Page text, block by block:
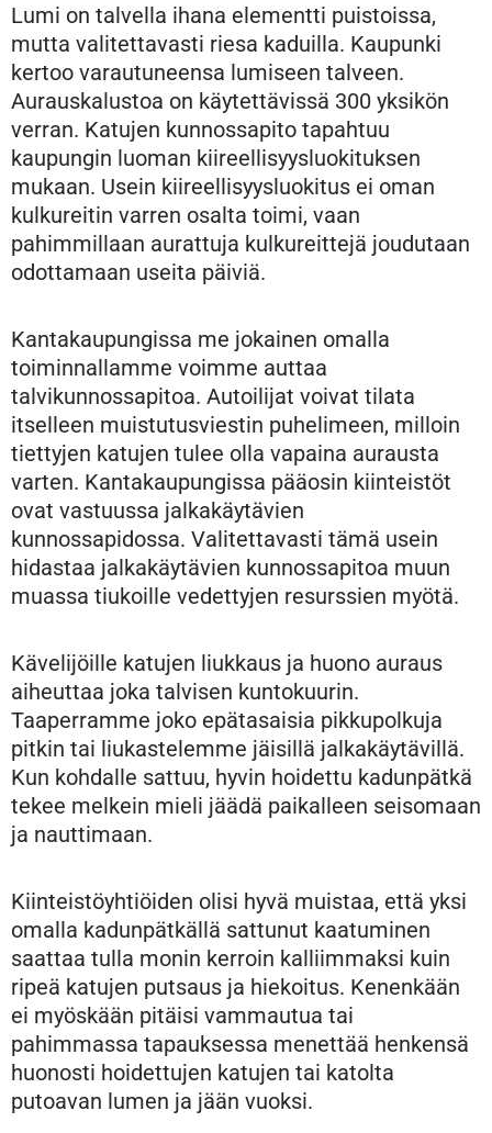
Lumi on talvella ihana elementti puistoissa,
mutta valitettavasti riesa kaduilla. Kaupunki
kertoo varautuneensa lumiseen talveen.
Aurauskalustoa on käytettävissä 300 yksikön
verran. Katujen kunnossapito tapahtuu
kaupungin luoman kiireellisyysluokituksen
mukaan. Usein kiireellisyysluokitus ei oman
kulkureitin varren osalta toimi, vaan
pahimmillaan aurattuja kulkureittejä joudutaan
odottamaan useita päiviä.
Kantakaupungissa me jokainen omalla
toiminnallamme voimme auttaa
talvikunnossapitoa. Autoilijat voivat tilata
itselleen muistutusviestin puhelimeen, milloin
tiettyjen katujen tulee olla vapaina aurausta
varten. Kantakaupungissa pääosin kiinteistöt
ovat vastuussa jalkakäytävien
kunnossapidossa. Valitettavasti tämä usein
hidastaa jalkakäytävien kunnossapitoa muun
muassa tiukoille vedettyjen resurssien myötä.
Kävelijöille katujen liukkaus ja huono auraus
aiheuttaa joka talvisen kuntokuurin.
Taaperramme joko epätasaisia pikkupolkuja
pitkin tai liukastelemme jäisillä jalkakäytävillä.
Kun kohdalle sattuu, hyvin hoidettu kadunpätkä
tekee melkein mieli jäädä paikalleen seisomaan
ja nauttimaan.
Kiinteistöyhtiöiden olisi hyvä muistaa, että yksi
omalla kadunpätkällä sattunut kaatuminen
saattaa tulla monin kerroin kalliimmaksi kuin
ripeä katujen putsaus ja hiekoitus. Kenenkään
ei myöskään pitäisi vammautua tai
pahimmassa tapauksessa menettää henkensä
huonosti hoidettujen katujen tai katolta
putoavan lumen ja jään vuoksi.